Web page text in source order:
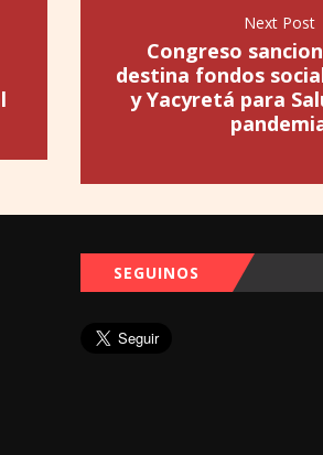
Next Post
Congreso
destina fondos
y Yacyretá para
SEGUINOS